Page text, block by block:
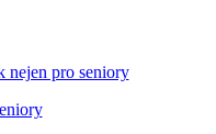
nejen pro seniory